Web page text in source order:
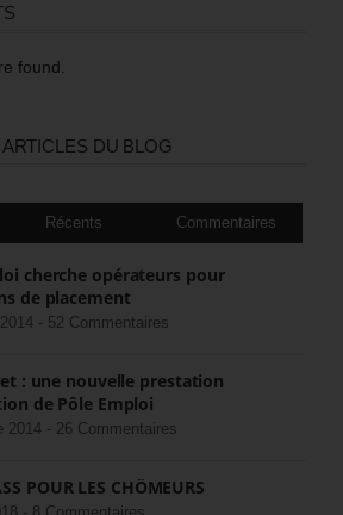
found.
DU BLOG
Récents Commentaires
cherche opérateurs pour
de placement
- 52 Commentaires
: une nouvelle prestation
de Pôle Emploi
2014 - 26 Commentaires
POUR LES CHÔMEURS